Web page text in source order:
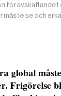
för avskaffandet
måste se och
global
Frigörelse